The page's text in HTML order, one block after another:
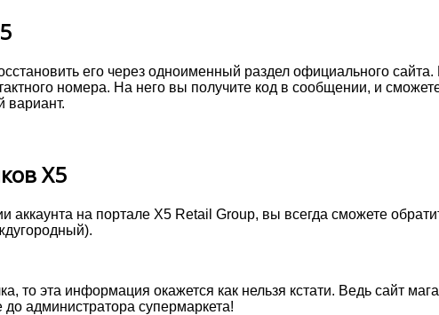
его через одноименный раздел официального
номера. На него вы получите код в сообщении, и
вариант.
X5
аккаунта на портале X5 Retail Group, вы всегда сможете
то эта информация окажется как нельзя кстати. Ведь сайт
до администратора супермаркета!